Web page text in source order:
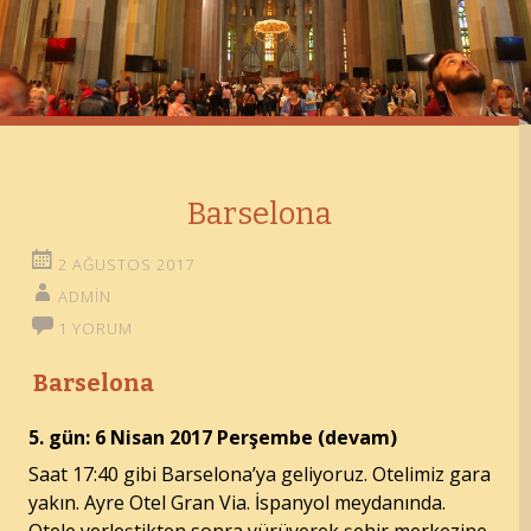
Barselona
2 AĞUSTOS 2017
ADMIN
1 YORUM
Barselona
5. gün: 6 Nisan 2017 Perşembe (devam)
Saat 17:40 gibi Barselona’ya geliyoruz. Otelimiz gara
yakın. Ayre Otel Gran Via. İspanyol meydanında.